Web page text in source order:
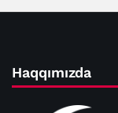
Haqqımızda